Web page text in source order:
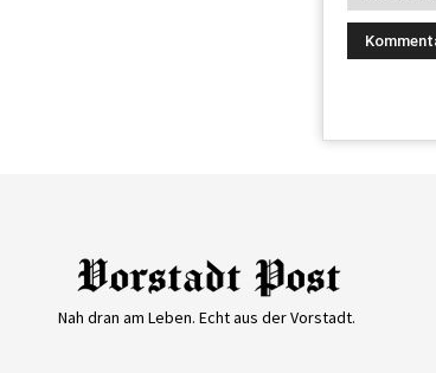
Nah dran am Leben. Echt aus der Vorstadt.